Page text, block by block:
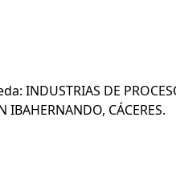
INDUSTRIAS DE
IBAHERNANDO, CÁCERES.